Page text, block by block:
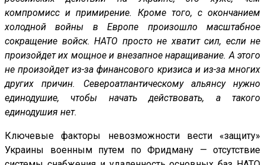
компромисс и примирение. Кроме того, с окончанием
холодной войны в Европе произошло масштабное
сокращение войск. НАТО просто не хватит сил, если не
произойдет их мощное и внезапное наращивание. А этого
не произойдет из-за финансового кризиса и из-за многих
других причин. Североатлантическому альянсу нужно
единодушие, чтобы начать действовать, а такого
единодушия нет.
Ключевые факторы невозможности вести «защиту»
Украины военным путем по Фридману — отсутствие